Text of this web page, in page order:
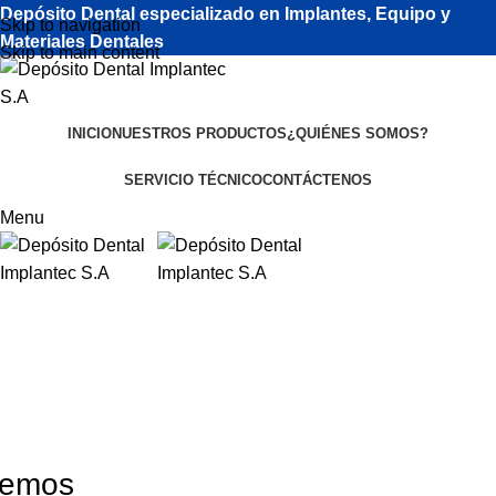
Skip to navigation
Skip to main content
Depósito Dental especializado en Implantes, Equipo y
Materiales Dentales
INICIONUESTROS PRODUCTOS¿QUIÉNES SOMOS?
SERVICIO TÉCNICOCONTÁCTENOS
Menu